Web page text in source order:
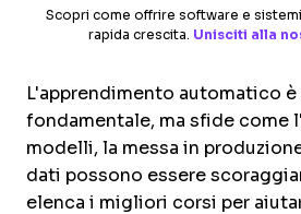
Scopri come offrire software e
rapida crescita. Unisciti alla
L'apprendimento automatico è
fondamentale, ma sfide come
modelli, la messa in
dati possono essere
elenca i migliori corsi per